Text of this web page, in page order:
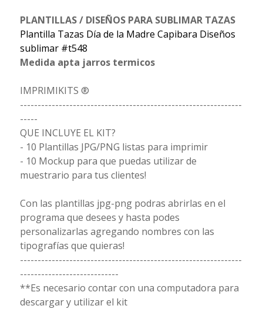
PLANTILLAS / DISEÑOS PARA SUBLIMAR TAZAS
Plantilla Tazas Día de la Madre Capibara Diseños
sublimar #t548
Medida apta jarros termicos
IMPRIMIKITS ®
---------------------------------------------------------------
-----
QUE INCLUYE EL KIT?
- 10 Plantillas JPG/PNG listas para imprimir
- 10 Mockup para que puedas utilizar de
muestrario para tus clientes!
Con las plantillas jpg-png podras abrirlas en el
programa que desees y hasta podes
personalizarlas agregando nombres con las
tipografías que quieras!
---------------------------------------------------------------
----------------------------
**Es necesario contar con una computadora para
descargar y utilizar el kit